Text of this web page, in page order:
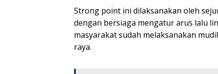
Strong point ini dilaksanakan oleh
dengan bersiaga mengatur arus lalu
masyarakat sudah melaksanakan
raya.